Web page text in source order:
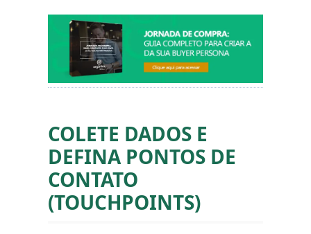
COLETE DADOS E
DEFINA PONTOS DE
CONTATO
(TOUCHPOINTS)